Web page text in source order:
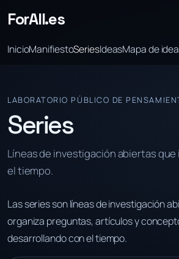
ForAll.es
InicioManifiestoSeriesIdeasMapa de
LABORATORIO PÚBLICO DE
Series
Líneas de investigación abiertas
el tiempo.
Las series son líneas de investigación
organiza preguntas, artículos y
desarrollando con el tiempo.